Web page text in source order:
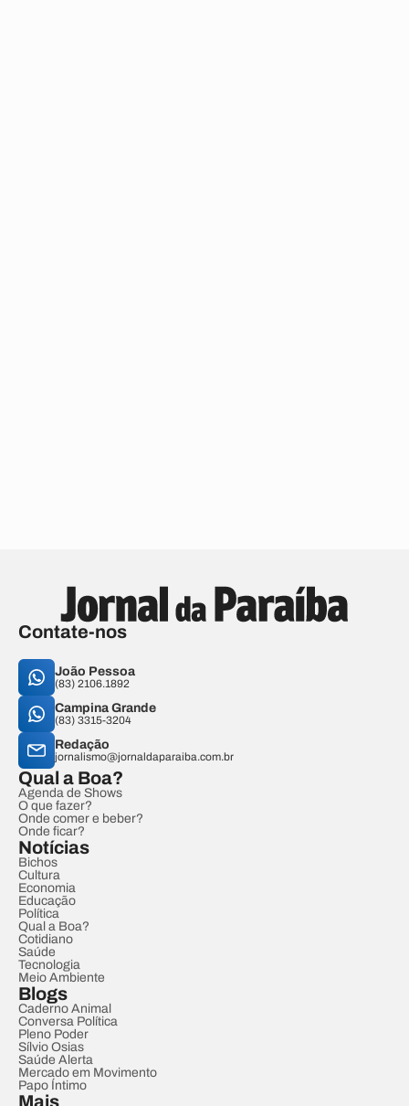
Contate-nos
João Pessoa
(83) 2106.1892
Campina Grande
(83) 3315-3204
Redação
jornalismo@jornaldaparaiba.com.br
Qual a Boa?
Agenda de Shows
O que fazer?
Onde comer e beber?
Onde ficar?
Notícias
Bichos
Cultura
Economia
Educação
Política
Qual a Boa?
Cotidiano
Saúde
Tecnologia
Meio Ambiente
Blogs
Caderno Animal
Conversa Política
Pleno Poder
Sílvio Osias
Saúde Alerta
Mercado em Movimento
Papo Íntimo
Mais